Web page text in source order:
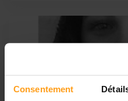
Consentement